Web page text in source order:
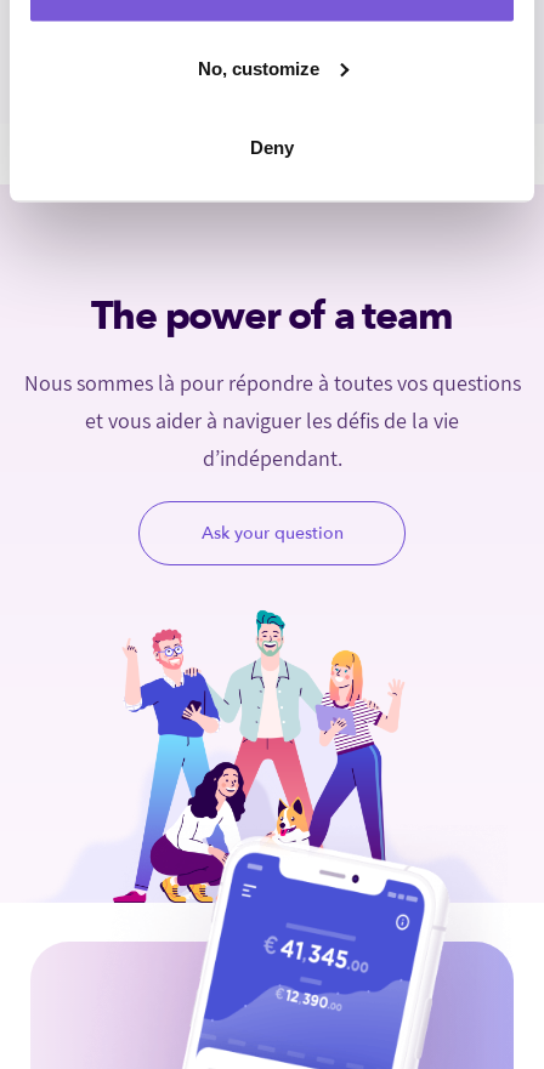
No, customize
Deny
The power of a team
Nous sommes là pour répondre à toutes vos questions
et vous aider à naviguer les défis de la vie
d’indépendant.
Ask your question